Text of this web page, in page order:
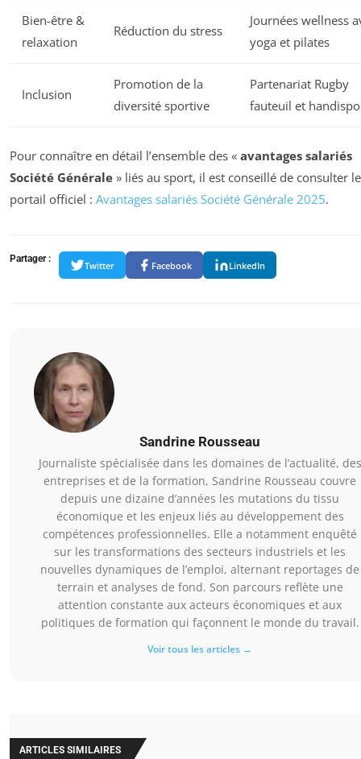
Bien-être &
relaxation
Réduction du stress
Journées wellness
yoga et pilates
Inclusion
Promotion de la
diversité sportive
Partenariat Rugby
fauteuil et
Pour connaître en détail l’ensemble des « avantages salariés
Société Générale » liés au sport, il est conseillé de consulter le
portail officiel : Avantages salariés Société Générale 2025.
Partager :
Twitter Facebook LinkedIn
Sandrine Rousseau
Journaliste spécialisée dans les domaines de l’actualité, des
entreprises et de la formation, Sandrine Rousseau couvre
depuis une dizaine d’années les mutations du tissu
économique et les enjeux liés au développement des
compétences professionnelles. Elle a notamment enquêté
sur les transformations des secteurs industriels et les
nouvelles dynamiques de l’emploi, alternant reportages de
terrain et analyses de fond. Son parcours reflète une
attention constante aux acteurs économiques et aux
politiques de formation qui façonnent le monde du travail.
Voir tous les articles →
ARTICLES SIMILAIRES